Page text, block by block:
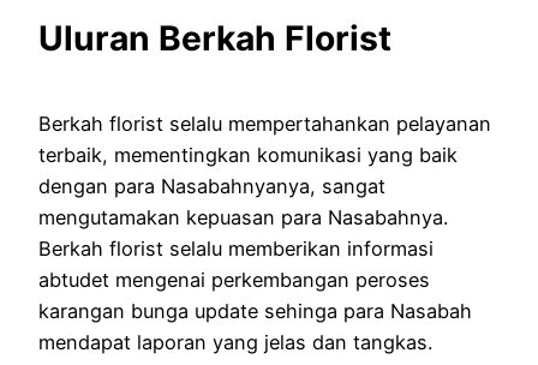
Uluran Berkah Florist
Berkah florist selalu mempertahankan pelayanan
terbaik, mementingkan komunikasi yang baik
dengan para Nasabahnyanya, sangat
mengutamakan kepuasan para Nasabahnya.
Berkah florist selalu memberikan informasi
abtudet mengenai perkembangan peroses
karangan bunga update sehinga para Nasabah
mendapat laporan yang jelas dan tangkas.